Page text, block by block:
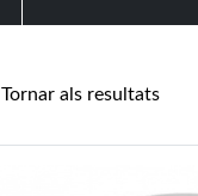
Tornar als resultats